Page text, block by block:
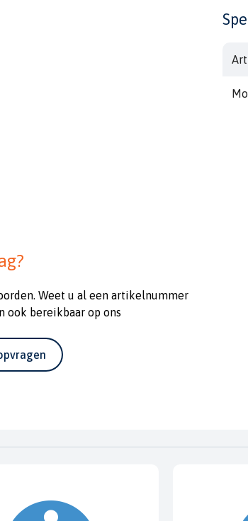
Weet u al een artikelnummer
ook bereikbaar op ons